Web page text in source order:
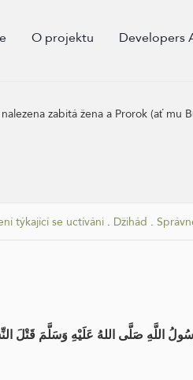
O projektu Developers
zabitá žena a Prorok (ať mu
týkající se uctíváni . Džihád .
اللَّهِ صَلَّى اللهُ عَلَيْهِ وَسَلَّمَ قَتْلَ